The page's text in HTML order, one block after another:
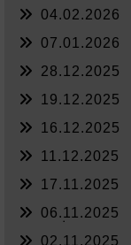
04.02.2026
07.01.2026
28.12.2025
19.12.2025
16.12.2025
11.12.2025
17.11.2025
06.11.2025
02.11.2025